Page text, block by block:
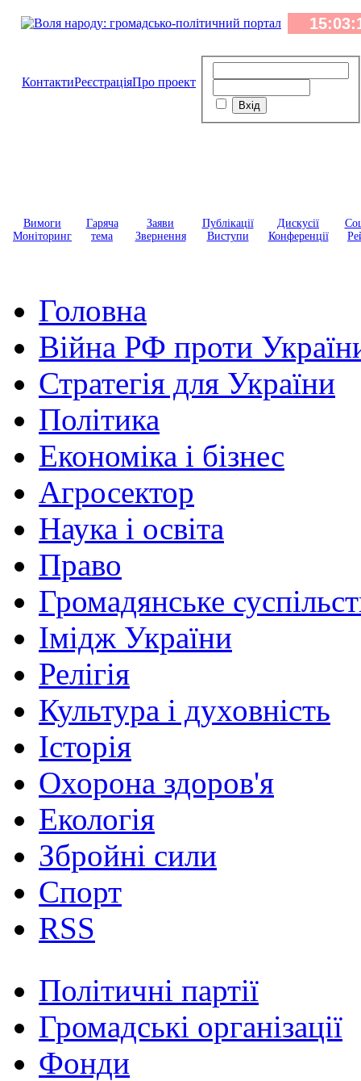
КонтактиРеєстраціяПро проект
Вимоги
Моніторинг
Гаряча
тема
Заяви
Звернення
Публікації
Виступи
Дискусії
Конференції
Головна
Війна РФ проти
Стратегія для України
Політика
Економіка і бізнес
Агросектор
Наука і освіта
Право
Громадянське
Імідж України
Релігія
Культура і духовність
Історія
Охорона здоров'я
Екологія
Збройні сили
Спорт
RSS
Політичні партії
Громадські організації
Фонди